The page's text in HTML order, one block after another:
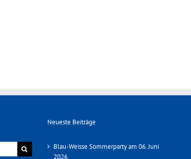
Neueste Beiträge
Blau-Weisse Sommerparty am 06. Juni
2026